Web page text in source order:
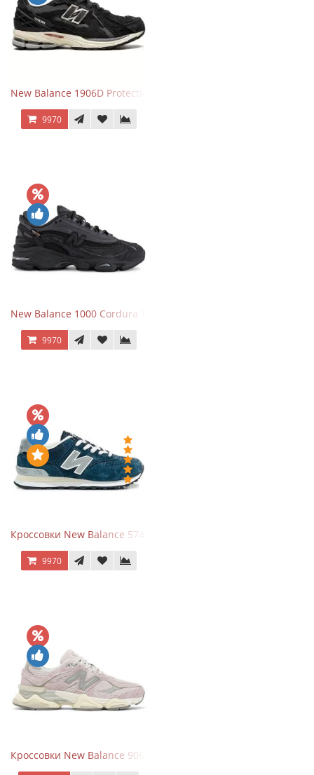
New Balance 1906D Protection Pack Black черные
9970
New Balance 1000 Cordura Trainers Black Cement
9970
Кроссовки New Balance 574 Navy Grey
9970
Кроссовки New Balance 9060 December Sky